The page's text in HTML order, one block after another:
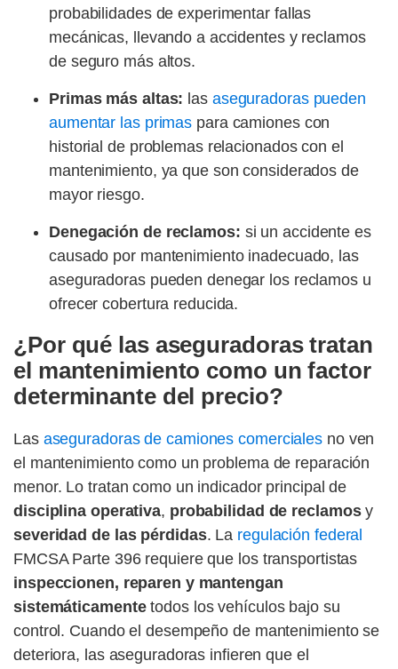
probabilidades de experimentar fallas
mecánicas, llevando a accidentes y reclamos
de seguro más altos.
Primas más altas: las aseguradoras pueden
aumentar las primas para camiones con
historial de problemas relacionados con el
mantenimiento, ya que son considerados de
mayor riesgo.
Denegación de reclamos: si un accidente es
causado por mantenimiento inadecuado, las
aseguradoras pueden denegar los reclamos u
ofrecer cobertura reducida.
¿Por qué las aseguradoras tratan
el mantenimiento como un factor
determinante del precio?
Lasaseguradoras de camiones comerciales no ven
el mantenimiento como un problema de reparación
menor. Lo tratan como un indicador principal de
disciplina operativa, probabilidad de reclamosy
severidad de las pérdidas. La regulación federal
FMCSA Parte 396 requiere que los transportistas
inspeccionen, reparen y mantengan
sistemáticamentetodos los vehículos bajo su
control. Cuando el desempeño de mantenimiento se
deteriora, las aseguradoras infieren que el